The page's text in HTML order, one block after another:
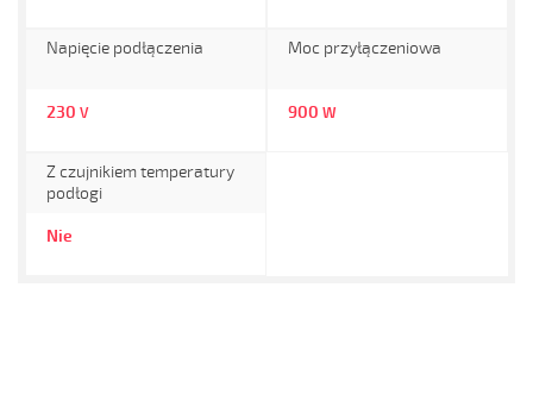
Napięcie podłączenia
230 V
Moc przyłączeniowa
900 W
Z czujnikiem temperatury
podłogi
Nie